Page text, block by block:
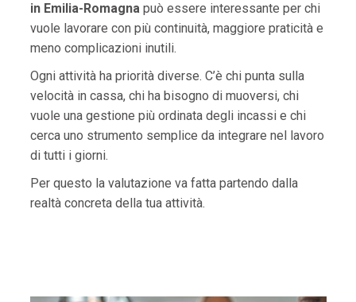
in Emilia-Romagnapuò essere interessante per chi
vuole lavorare con più continuità, maggiore praticità e
meno complicazioni inutili.
Ogni attività ha priorità diverse. C’è chi punta sulla
velocità in cassa, chi ha bisogno di muoversi, chi
vuole una gestione più ordinata degli incassi e chi
cerca uno strumento semplice da integrare nel lavoro
di tutti i giorni.
Per questo la valutazione va fatta partendo dalla
realtà concreta della tua attività.